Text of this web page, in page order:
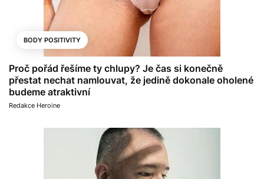
BODY POSITIVITY
Proč pořád řešíme ty chlupy? Je čas si konečně
přestat nechat namlouvat, že jedině dokonale oholené
budeme atraktivní
Redakce Heroine